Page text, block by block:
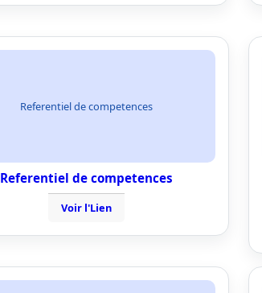
Referentiel de competences
Referentiel de competences
Voir l'Lien